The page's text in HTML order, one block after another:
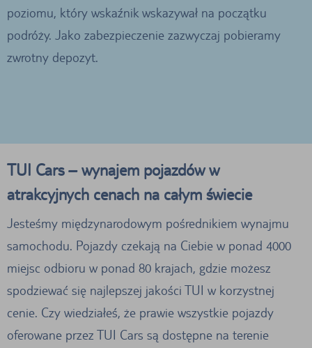
poziomu, który wskaźnik wskazywał na początku
podróży. Jako zabezpieczenie zazwyczaj pobieramy
zwrotny depozyt.
TUI Cars – wynajem pojazdów w
atrakcyjnych cenach na całym świecie
Jesteśmy międzynarodowym pośrednikiem wynajmu
samochodu. Pojazdy czekają na Ciebie w ponad 4000
miejsc odbioru w ponad 80 krajach, gdzie możesz
spodziewać się najlepszej jakości TUI w korzystnej
cenie. Czy wiedziałeś, że prawie wszystkie pojazdy
oferowane przez TUI Cars są dostępne na terenie